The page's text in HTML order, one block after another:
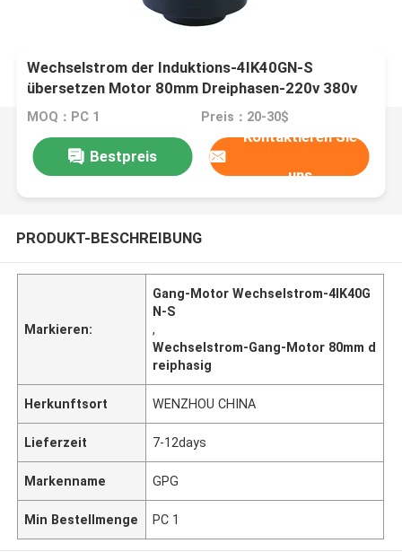
Wechselstrom der Induktions-4IK40GN-S
übersetzen Motor 80mm Dreiphasen-220v 380v
MOQ：PC 1 Preis：20-30$
Bestpreis
Kontaktieren Sie
uns
PRODUKT-BESCHREIBUNG
Markieren:
Gang-Motor Wechselstrom-4IK40G
N-S
,
Wechselstrom-Gang-Motor 80mm d
reiphasig
Herkunftsort WENZHOU CHINA
Lieferzeit 7-12days
Markenname GPG
Min Bestellmenge PC 1